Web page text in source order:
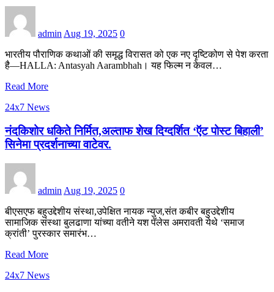
admin Aug 19, 2025 0
भारतीय पौराणिक कथाओं की समृद्ध विरासत को एक नए दृष्टिकोण से पेश करता
है—HALLA: Antasyah Aarambhah। यह फिल्म न केवल…
Read More
24x7 News
नंदकिशोर धकिते निर्मित,अल्ताफ शेख दिग्दर्शित ‘ऍट पोस्ट बिहाली’
सिनेमा प्रदर्शनाच्या वाटेवर.
admin Aug 19, 2025 0
बीएसएफ बहुउद्देशीय संस्था,उपेक्षित नायक न्युज,संत कबीर बहुउद्देशीय
सामाजिक संस्था बुलढाणा यांच्या वतीने यश पॅलेस अमरावती येथे ‘समाज
क्रांती’ पुरस्कार समारंभ…
Read More
24x7 News